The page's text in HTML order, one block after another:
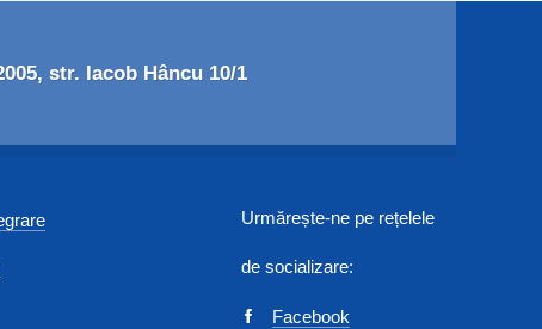
str. Iacob Hâncu 10/1
Urmărește-ne pe rețelele
de socializare:
Facebook